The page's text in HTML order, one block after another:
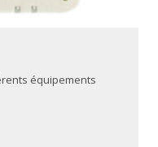
équipements